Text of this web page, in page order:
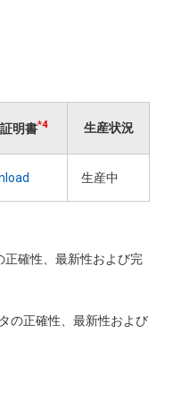
明書*4 生産状況
生産中
正確性、最新性および完
の正確性、最新性および